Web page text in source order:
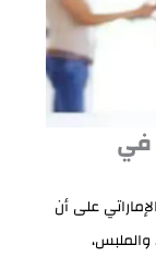
في
الإماراتي على أن